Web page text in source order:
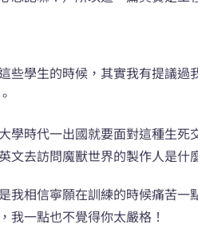
些學生的時候，其實我有提議
學時代一出國就要面對這種生
文去訪問魔獸世界的製作人是什
我相信寧願在訓練的時候痛苦
我一點也不覺得你太嚴格！